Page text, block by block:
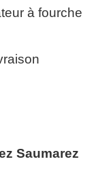
à fourche
Saumarez